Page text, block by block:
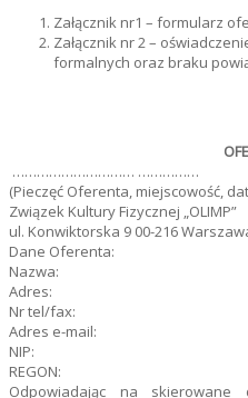
Załącznik nr1 – formularz
Załącznik nr 2 –
formalnych oraz braku
………………………… ……………
(Pieczęć Oferenta, miejscowość,
Związek Kultury Fizycznej „OLIMP”
ul. Konwiktorska 9 00-216
Dane Oferenta:
Nazwa:
Adres:
Nr tel/fax:
Adres e-mail:
NIP:
REGON:
Odpowiadając na